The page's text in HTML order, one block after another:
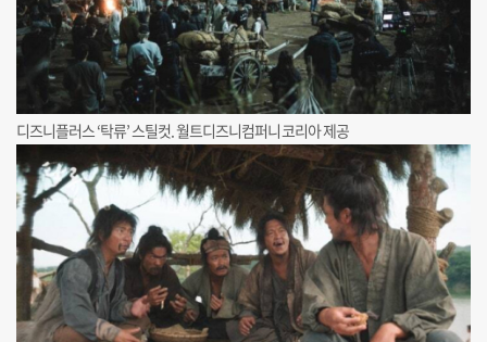
디즈니플러스 ‘탁류’ 스틸컷. 월트디즈니컴퍼니코리아 제공